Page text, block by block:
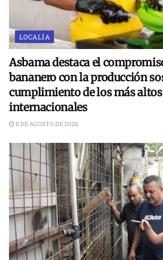
LOCALÍA
Asbama destaca el
bananero con la producción
cumplimiento de los más
internacionales
6 DE AGOSTO DE 2026